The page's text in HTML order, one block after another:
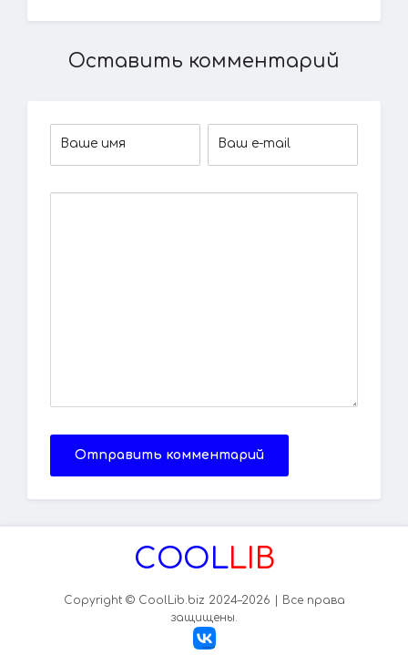
Оставить комментарий
Отправить комментарий
COOLLIB
Copyright © CoolLib.biz 2024–2026 | Все права
защищены.